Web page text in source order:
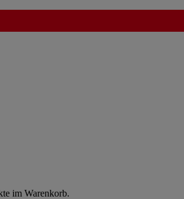
im Warenkorb.